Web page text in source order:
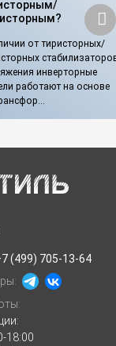
от тиристорных/
инверторные
работают на основе
(499) 705-13-64
18:00